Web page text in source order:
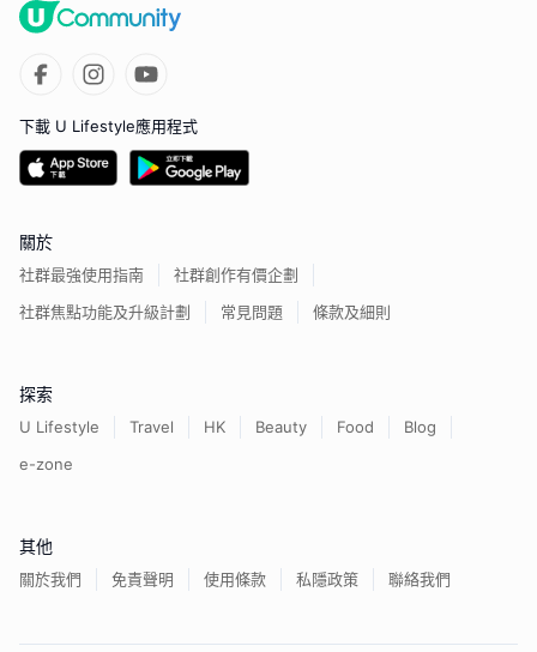
下載 U Lifestyle應用程式
關於
社群最強使用指南
社群創作有價企劃
社群焦點功能及升級計劃
常見問題 條款及細則
探索
U Lifestyle Travel HK Beauty Food
Blog
e-zone
其他
關於我們 免責聲明 使用條款 私隱政策 聯絡我們